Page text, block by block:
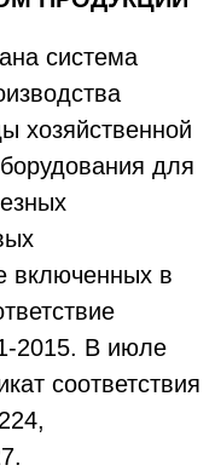
система
хозяйственной
для
включенных в
2015. В июле
соответствия